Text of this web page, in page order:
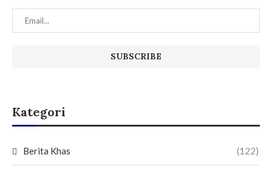
Kategori
Berita Khas (122)